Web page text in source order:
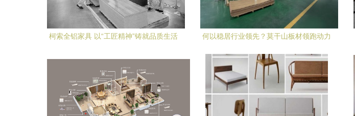
柯索全铝家具 以“工匠精神”铸就品质生活
何以稳居行业领先？莫干山板材领跑动力